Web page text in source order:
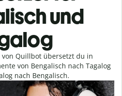
und
Quillbot übersetzt du in
von Bengalisch nach Tagalog
nach Bengalisch.